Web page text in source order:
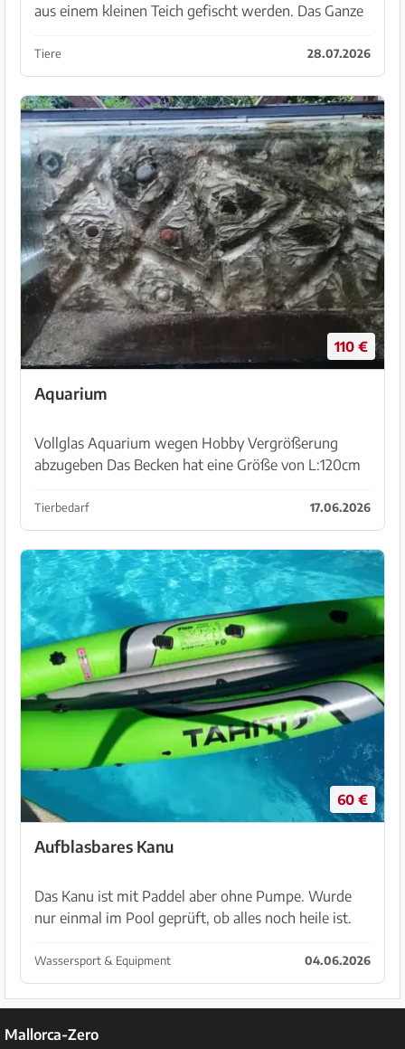
aus einem kleinen Teich gefischt werden. Das Ganze
sind dann in einer Tonne. Also gerne für mo...
Tiere 28.07.2026
110 €
Aquarium
Vollglas Aquarium wegen Hobby Vergrößerung
abzugeben Das Becken hat eine Größe von L:120cm
Tierbedarf 17.06.2026
60 €
Aufblasbares Kanu
Das Kanu ist mit Paddel aber ohne Pumpe. Wurde
nur einmal im Pool geprüft, ob alles noch heile ist.
Kann bei Sineu abgeholt werden
Wassersport & Equipment 04.06.2026
Mallorca-Zero